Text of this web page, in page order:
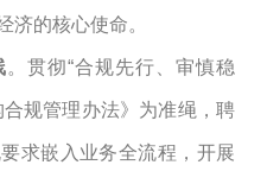
济的核心使命。
。 贯彻“合规先行、审慎稳
规管理办法》为准绳，聘
求嵌入业务全流程，开展